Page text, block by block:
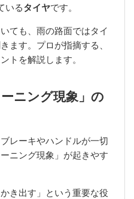
いるタイヤです。
ても、雨の路面ではタイ
ます。プロが指摘する、
トを解説します。
ニング現象」の
レーキやハンドルが一切
ニング現象」が起きやす
き出す」という重要な役